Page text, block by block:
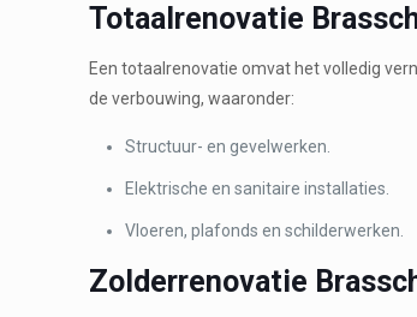
Totaalrenovatie
Een totaalrenovatie omvat het volledig
de verbouwing, waaronder:
Structuur- en gevelwerken.
Elektrische en sanitaire installaties.
Vloeren, plafonds en schilderwerken.
Zolderrenovatie